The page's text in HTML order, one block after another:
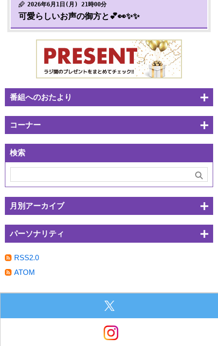
2026年6月1日(月) 21時00分
可愛らしいお声の御方と💕👀✨✨
番組へのおたより
コーナー
検索
月別アーカイブ
パーソナリティ
RSS2.0
ATOM